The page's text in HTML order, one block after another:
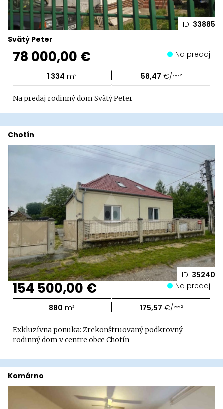
ID: 33885
Svätý Peter
78 000,00 € Na predaj
1 334 m² | 58,47 €/m²
Na predaj rodinný dom Svätý Peter
ID: 35240
Chotín
154 500,00 € Na predaj
880 m² | 175,57 €/m²
Exkluzívna ponuka: Zrekonštruovaný podkrovný
rodinný dom v centre obce Chotín
Komárno